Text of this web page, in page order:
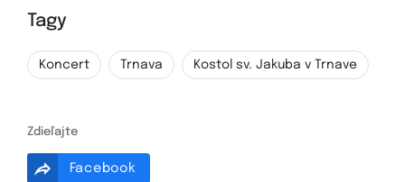
Tagy
Koncert Trnava Kostol sv. Jakuba v Trnave
Zdieľajte
Facebook